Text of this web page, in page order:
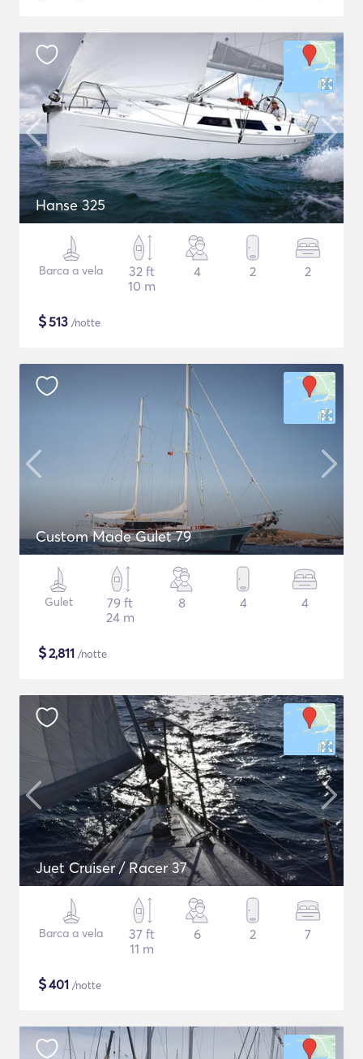
Hanse 325
Barca a vela
32 ft
10 m
4 2 2
$513 /notte
Custom Made Gulet 79
Gulet
79 ft
24 m
8 4 4
$2,811 /notte
Juet Cruiser / Racer 37
Barca a vela
37 ft
11 m
6 2 7
$401 /notte